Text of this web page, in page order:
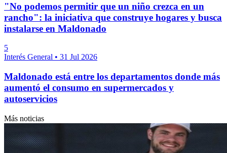
"No podemos permitir que un niño crezca en un
rancho": la iniciativa que construye hogares y busca
instalarse en Maldonado
5
Interés General • 31 Jul 2026
Maldonado está entre los departamentos donde más
aumentó el consumo en supermercados y
autoservicios
Más noticias